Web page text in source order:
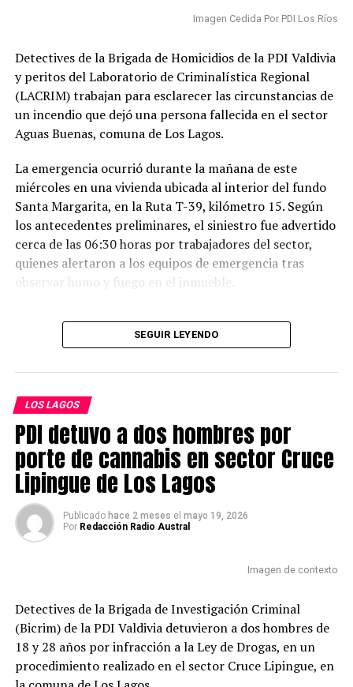
Paralelamente, el movimiento mantiene diversas
iniciativa, entre ellas una solicitud de caducidad de la
Resolución de Calificación Ambiental. Además, continúa
fortaleciendo alianzas con organizaciones ambientales y
sociales de la región para ampliar el alcance de su
campaña en defensa del río San Pedro.
Post Views: 33
LOS LAGOS REGION DE LOS RIOS
SIGUIENTE
Fondo Concursable de Aguas Décima alcanza cifra
récord de postulaciones en Valdivia
dependencias para fortalecer la inserción laboral
Redacción Radio Austral
Imagen Cedida Por PDI Los Ríos
Detectives de la Brigada de Homicidios de la PDI Valdivia
y peritos del Laboratorio de Criminalística Regional
(LACRIM) trabajan para esclarecer las circunstancias de
un incendio que dejó una persona fallecida en el sector
Aguas Buenas, comuna de Los Lagos.
La emergencia ocurrió durante la mañana de este
miércoles en una vivienda ubicada al interior del fundo
Santa Margarita, en la Ruta T-39, kilómetro 15. Según
los antecedentes preliminares, el siniestro fue advertido
cerca de las 06:30 horas por trabajadores del sector,
quienes alertaron a los equipos de emergencia tras
observar humo y fuego en el inmueble.
Los Lagos, quienes trabajaron en el control de las llamas
y evitaron que el fuego se extendiera hacia
construcciones cercanas. Una vez contenida la
emergencia, los equipos realizaron la remoción de
escombros, encontrando un cuerpo sin vida al interior
de la vivienda.
La víctima correspondería a un hombre de 76 años,
quien habitaba el inmueble siniestrado.
Por instrucción del Ministerio Público, detectives de la
Brigada de Homicidios y especialistas del LACRIM
orientadas a establecer la identidad de la persona
se originó el incendio.
Las pericias deberán determinar el punto de inicio y
origen del fuego, mientras continúan las labores
SEGUIR LEYENDO
LOS LAGOS
PDI detuvo a dos hombres por
porte de cannabis en sector Cruce
Lipingue de Los Lagos
Publicado hace 2 meses el mayo 19, 2026
Por Redacción Radio Austral
Imagen de contexto
Detectives de la Brigada de Investigación Criminal
(Bicrim) de la PDI Valdivia detuvieron a dos hombres de
18 y 28 años por infracción a la Ley de Drogas, en un
procedimiento realizado en el sector Cruce Lipingue, en